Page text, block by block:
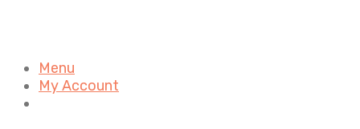
Menu
My Account